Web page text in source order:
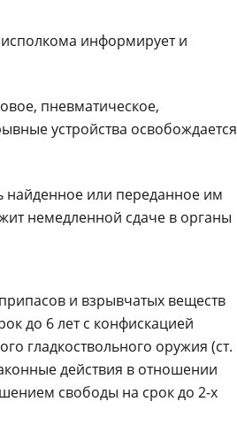
информирует и
пневматическое,
устройства освобождается
найденное или переданное им
немедленной сдаче в органы
и взрывчатых веществ
до 6 лет с конфискацией
гладкоствольного оружия (ст.
действия в отношении
свободы на срок до 2-х